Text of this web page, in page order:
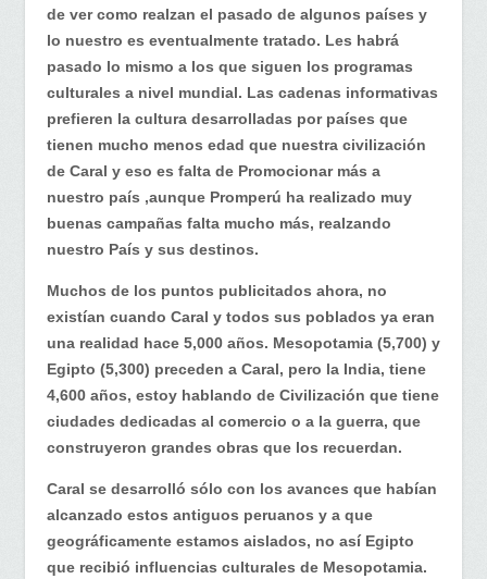
de ver como realzan el pasado de algunos países y
lo nuestro es eventualmente tratado. Les habrá
pasado lo mismo a los que siguen los programas
culturales a nivel mundial. Las cadenas informativas
prefieren la cultura desarrolladas por países que
tienen mucho menos edad que nuestra civilización
de Caral y eso es falta de Promocionar más a
nuestro país ,aunque Promperú ha realizado muy
buenas campañas falta mucho más, realzando
nuestro País y sus destinos.
Muchos de los puntos publicitados ahora, no
existían cuando Caral y todos sus poblados ya eran
una realidad hace 5,000 años. Mesopotamia (5,700) y
Egipto (5,300) preceden a Caral, pero la India, tiene
4,600 años, estoy hablando de Civilización que tiene
ciudades dedicadas al comercio o a la guerra, que
construyeron grandes obras que los recuerdan.
Caral se desarrolló sólo con los avances que habían
alcanzado estos antiguos peruanos y a que
geográficamente estamos aislados, no así Egipto
que recibió influencias culturales de Mesopotamia.